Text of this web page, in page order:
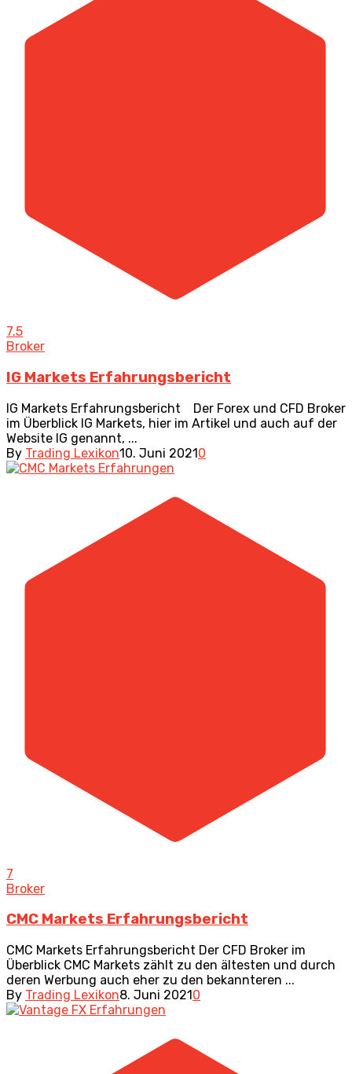
7.5
Broker
IG Markets Erfahrungsbericht
IG Markets Erfahrungsbericht Der Forex und CFD Broker
im Überblick IG Markets, hier im Artikel und auch auf der
Website IG genannt, ...
By Trading Lexikon10. Juni 20210
7
Broker
CMC Markets Erfahrungsbericht
CMC Markets Erfahrungsbericht Der CFD Broker im
Überblick CMC Markets zählt zu den ältesten und durch
deren Werbung auch eher zu den bekannteren ...
By Trading Lexikon8. Juni 20210